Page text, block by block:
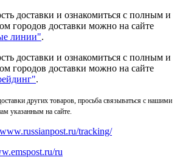
доставки и ознакомиться с полным и
городов доставки можно на сайте
линии".
доставки и ознакомиться с полным и
городов доставки можно на сайте
.
других товаров, просьба связываться с нашими
указанным на сайте.
www.russianpost.ru/tracking/
ru